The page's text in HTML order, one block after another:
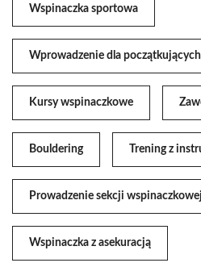
Wspinaczka sportowa
Wprowadzenie dla początkujących
Kursy wspinaczkowe
Bouldering Trening z
Prowadzenie sekcji wspinaczkowej
Wspinaczka z asekuracją